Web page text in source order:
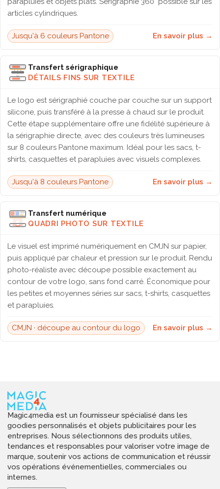
articles cylindriques.
Jusqu'à 6 couleurs Pantone En savoir plus →
Transfert sérigraphique
DÉTAILS FINS SUR TEXTILE
Le logo est sérigraphié couche par couche sur un support
silicone, puis transféré à la presse à chaud sur le produit.
Cette étape supplémentaire offre une fidélité supérieure à
la sérigraphie directe, avec des couleurs très lumineuses
sur 8 couleurs Pantone maximum. Idéal pour les sacs, t-
shirts, casquettes et parapluies avec visuels complexes.
Jusqu'à 8 couleurs Pantone En savoir plus →
Transfert numérique
QUADRI PHOTO SUR TEXTILE
Le visuel est imprimé numériquement en CMJN sur papier,
puis appliqué par chaleur et pression sur le produit. Rendu
photo-réaliste avec découpe possible exactement au
contour de votre logo, sans fond carré. Économique pour
les petites et moyennes séries sur sacs, t-shirts, casquettes
et parapluies.
CMJN · découpe au contour du logo En savoir plus →
Magic4media est un fournisseur spécialisé dans les
goodies personnalisés et objets publicitaires pour les
entreprises. Nous sélectionnons des produits utiles,
tendances et responsables pour valoriser votre image de
marque, soutenir vos actions de communication et réussir
vos opérations événementielles, commerciales ou
internes.